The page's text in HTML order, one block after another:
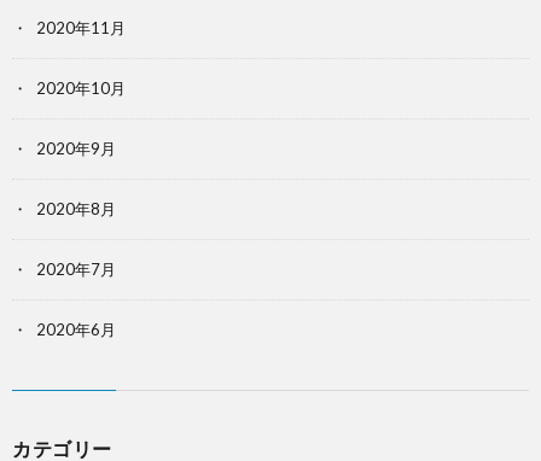
2020年11月
2020年10月
2020年9月
2020年8月
2020年7月
2020年6月
カテゴリー